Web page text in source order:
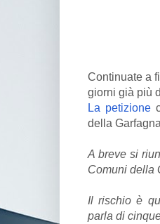
Continuate a
giorni già più
La petizione
della
A breve si
Comuni della
Il rischio è
parla di